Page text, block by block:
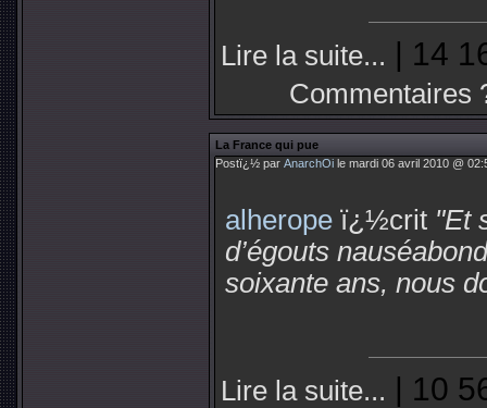
Lire la suite... | 14
Commentaires
La France qui pue
Postï¿½ par AnarchOi le mardi 06 avril 2010 @
alherope ï¿½crit "Et
d’égouts
soixante ans, nous
Lire la suite... | 10